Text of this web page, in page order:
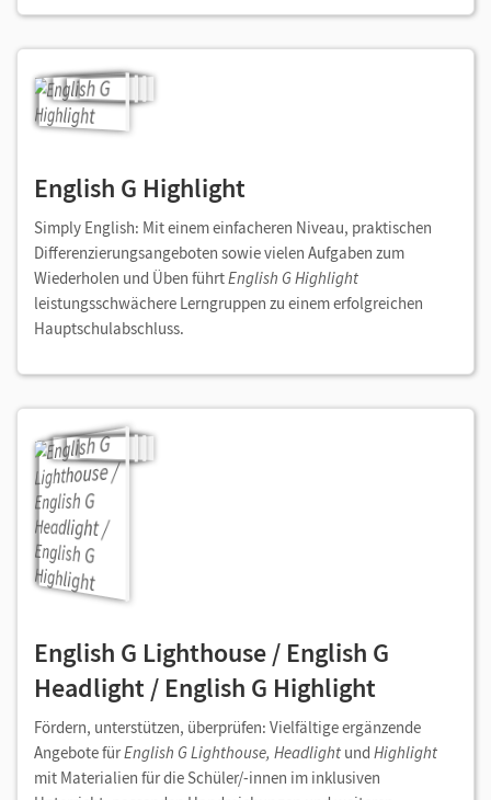
English G Highlight
Simply English: Mit einem einfacheren Niveau, praktischen
Differenzierungsangeboten sowie vielen Aufgaben zum
Wiederholen und Üben führtEnglish G Highlight
leistungsschwächere Lerngruppen zu einem erfolgreichen
Hauptschulabschluss.
English G Lighthouse / English G
Headlight / English G Highlight
Fördern, unterstützen, überprüfen: Vielfältige ergänzende
Angebote fürEnglish G Lighthouse, Headlight und Highlight
mit Materialien für die Schüler/-innen im inklusiven